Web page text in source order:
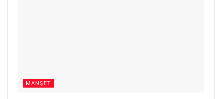
MANŞET